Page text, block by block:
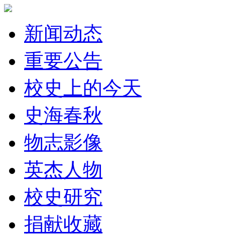
新闻动态
重要公告
校史上的今天
史海春秋
物志影像
英杰人物
校史研究
捐献收藏